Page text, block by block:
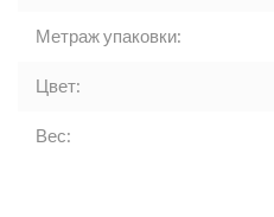
Метраж упаковки:
Цвет:
Вес: